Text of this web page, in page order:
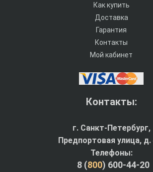
Как купить
Доставка
Гарантия
Контакты
Мой кабинет
Контакты:
г. Санкт-Петербург,
Предпортовая улица, д.
Телефоны:
8 (800) 600-44-20